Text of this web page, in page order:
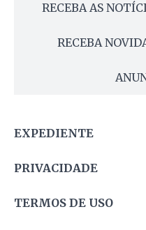
RECEBA AS
RECEBA
EXPEDIENTE
PRIVACIDADE
TERMOS DE USO